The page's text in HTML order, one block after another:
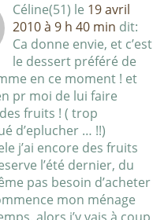
Céline(51) le 19 avril
2010 à 9 h 40 min dit:
Ca donne envie, et c’est
le dessert préféré de
en ce moment ! et
pr moi de lui faire
fruits ! ( trop
d’eplucher … !!)
j’ai encore des fruits
l’été dernier, du
pas besoin d’acheter
mon ménage